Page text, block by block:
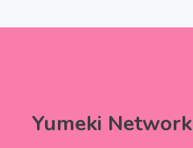
Yumeki Network